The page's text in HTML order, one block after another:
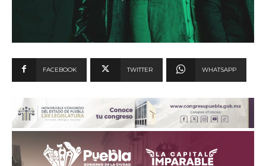
FACEBOOK TWITTER WHATSAPP